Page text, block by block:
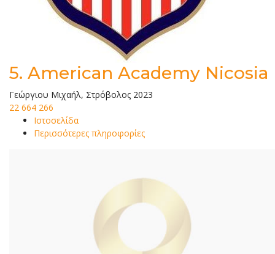
5. American Academy Nicosia
Γεώργιου Μιχαήλ, Στρόβολος 2023
22 664 266
Ιστοσελίδα
Περισσότερες πληροφορίες